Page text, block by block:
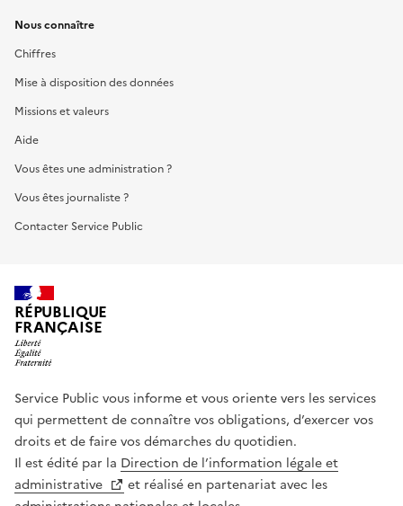
Nous connaître
Chiffres
Mise à disposition des données
Missions et valeurs
Aide
Vous êtes une administration ?
Vous êtes journaliste ?
Contacter Service Public
RÉPUBLIQUE
FRANÇAISE
Service Public vous informe et vous oriente vers les services
qui permettent de connaître vos obligations, d’exercer vos
droits et de faire vos démarches du quotidien.
Il est édité par la Direction de l’information légale et
administrative
et réalisé en partenariat avec les